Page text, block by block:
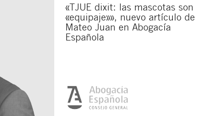
«TJUE dixit: las mascotas son
«equipaje»», nuevo artículo de
Mateo Juan en Abogacía
Española